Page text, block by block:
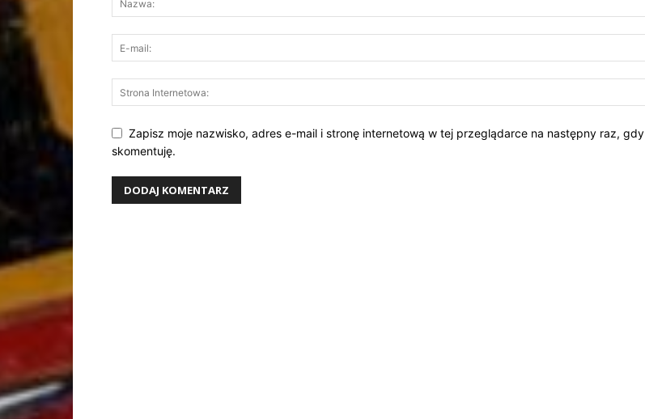
Zapisz moje nazwisko, adres e-mail i stronę internetową w tej przeglądarce na następny raz, gdy
skomentuję.